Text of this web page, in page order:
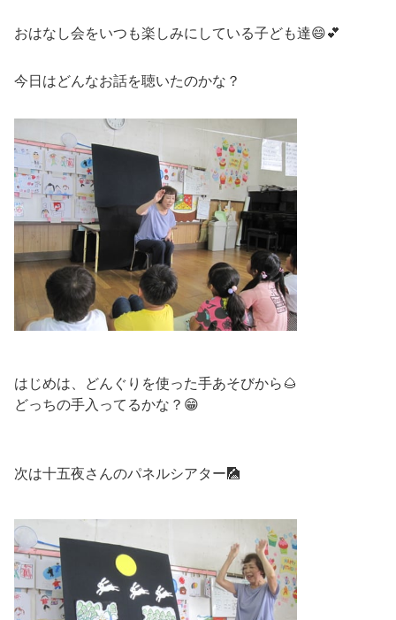
おはなし会をいつも楽しみにしている子ども達😄💕
今日はどんなお話を聴いたのかな？
はじめは、どんぐりを使った手あそびから🌰
どっちの手入ってるかな？😁
次は十五夜さんのパネルシアター🎑